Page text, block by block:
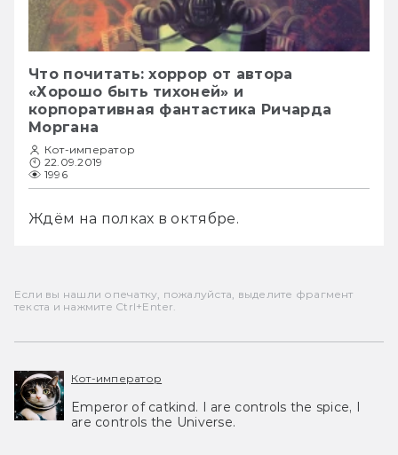
Что почитать: хоррор от автора
«Хорошо быть тихоней» и
корпоративная фантастика Ричарда
Моргана
Кот-император
22.09.2019
1996
Ждём на полках в октябре.
Если вы нашли опечатку, пожалуйста, выделите фрагмент
текста и нажмите Ctrl+Enter.
Кот-император
Emperor of catkind. I are controls the spice, I
are controls the Universe.